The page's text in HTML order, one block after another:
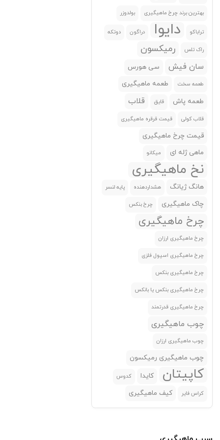
ریوجی (0)
ساپا(Sapa)
سان فیش (0)
سایدون(Seidon)
سی هورس
سیدون
سیماگو
شکسپیر(Shakespear)
شیمانو(Shimano)
کاپیتان(Captain)
کوانهای(Qunhai)
گوانگوی(Guangwei)
(0)
لایت استیک(Lightstick)
(0)
لیجیان
(0)
بهترین برند چرخ ماهیگیری بولدوزر
تراباکو دایوا دراگون دوتکه
راک تلس رمیکسون
سان فیش سی هورس
طعمه سخت
طعمه ماهیگیری
طعمه پاش
قایق قلاب
قلاب کولی قیمت قرقره ماهیگیری
قیمت چرخ ماهیگیری
ماهی ژله ای
میکانو
نخ ماهیگیری
هانگ ژیانگ هشداردهنده پایه لنسر
چاک ماهیگیری چرخ بنکس
چرخ ماهیگیری
چرخ ماهیگیری ارزان
چرخ ماهیگیری اسپول فلزی
چرخ ماهیگیری بنکس
چرخ ماهیگیری بنکس یا بانکس
چرخ ماهیگیری قدرتمند
چوب ماهیگیری
چوب ماهیگیری ارزان
چوب ماهیگیری رمیکسون
کاپیتان کایدا کدوس
کراس فایر کیف ماهیگیری